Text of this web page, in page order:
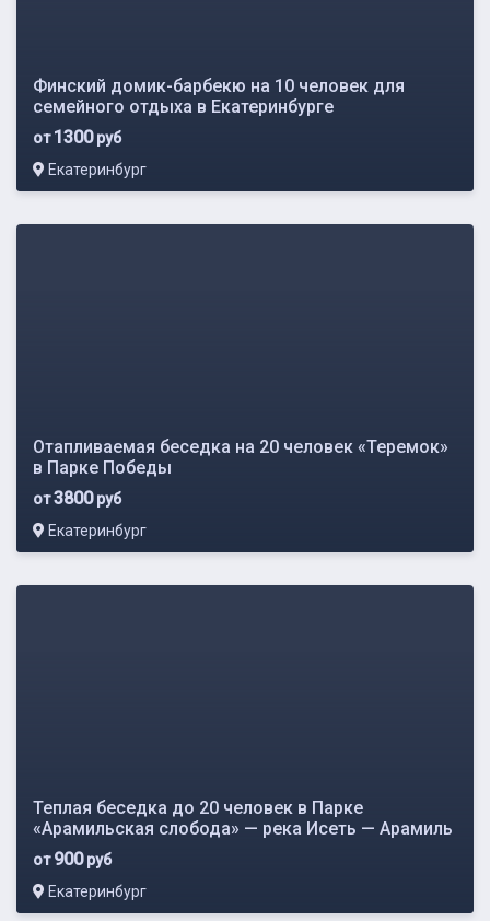
Финский домик-барбекю на 10 человек для
семейного отдыха в Екатеринбурге
от1300руб
Екатеринбург
Отапливаемая беседка на 20 человек «Теремок»
в Парке Победы
от3800руб
Екатеринбург
Теплая беседка до 20 человек в Парке
«Арамильская слобода» — река Исеть — Арамиль
от900руб
Екатеринбург